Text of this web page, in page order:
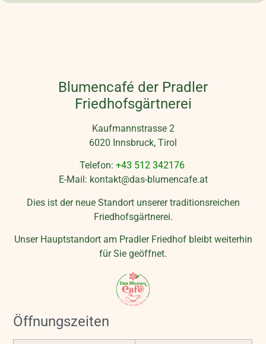
Blumencafé der Pradler
Friedhofsgärtnerei
Kaufmannstrasse 2
6020 Innsbruck, Tirol
Telefon: +43 512 342176
E-Mail: kontakt@das-blumencafe.at
Dies ist der neue Standort unserer traditionsreichen
Friedhofsgärtnerei.
Unser Hauptstandort am Pradler Friedhof bleibt weiterhin
für Sie geöffnet.
Öffnungszeiten